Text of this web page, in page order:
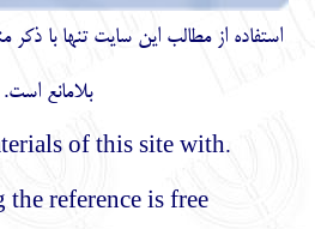
استفاده از مطالب اين سايت تنها با
بلامانع است.
of this site with
reference is free